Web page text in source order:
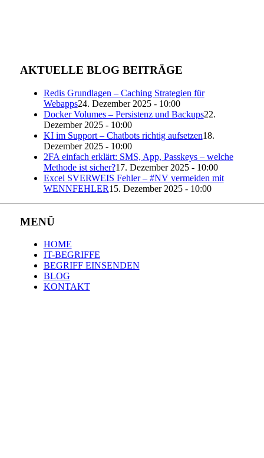
AKTUELLE BLOG BEITRÄGE
Redis Grundlagen – Caching Strategien für
Webapps24. Dezember 2025 - 10:00
Docker Volumes – Persistenz und Backups22.
Dezember 2025 - 10:00
KI im Support – Chatbots richtig aufsetzen18.
Dezember 2025 - 10:00
2FA einfach erklärt: SMS, App, Passkeys – welche
Methode ist sicher?17. Dezember 2025 - 10:00
Excel SVERWEIS Fehler – #NV vermeiden mit
WENNFEHLER15. Dezember 2025 - 10:00
MENÜ
HOME
IT-BEGRIFFE
BEGRIFF EINSENDEN
BLOG
KONTAKT